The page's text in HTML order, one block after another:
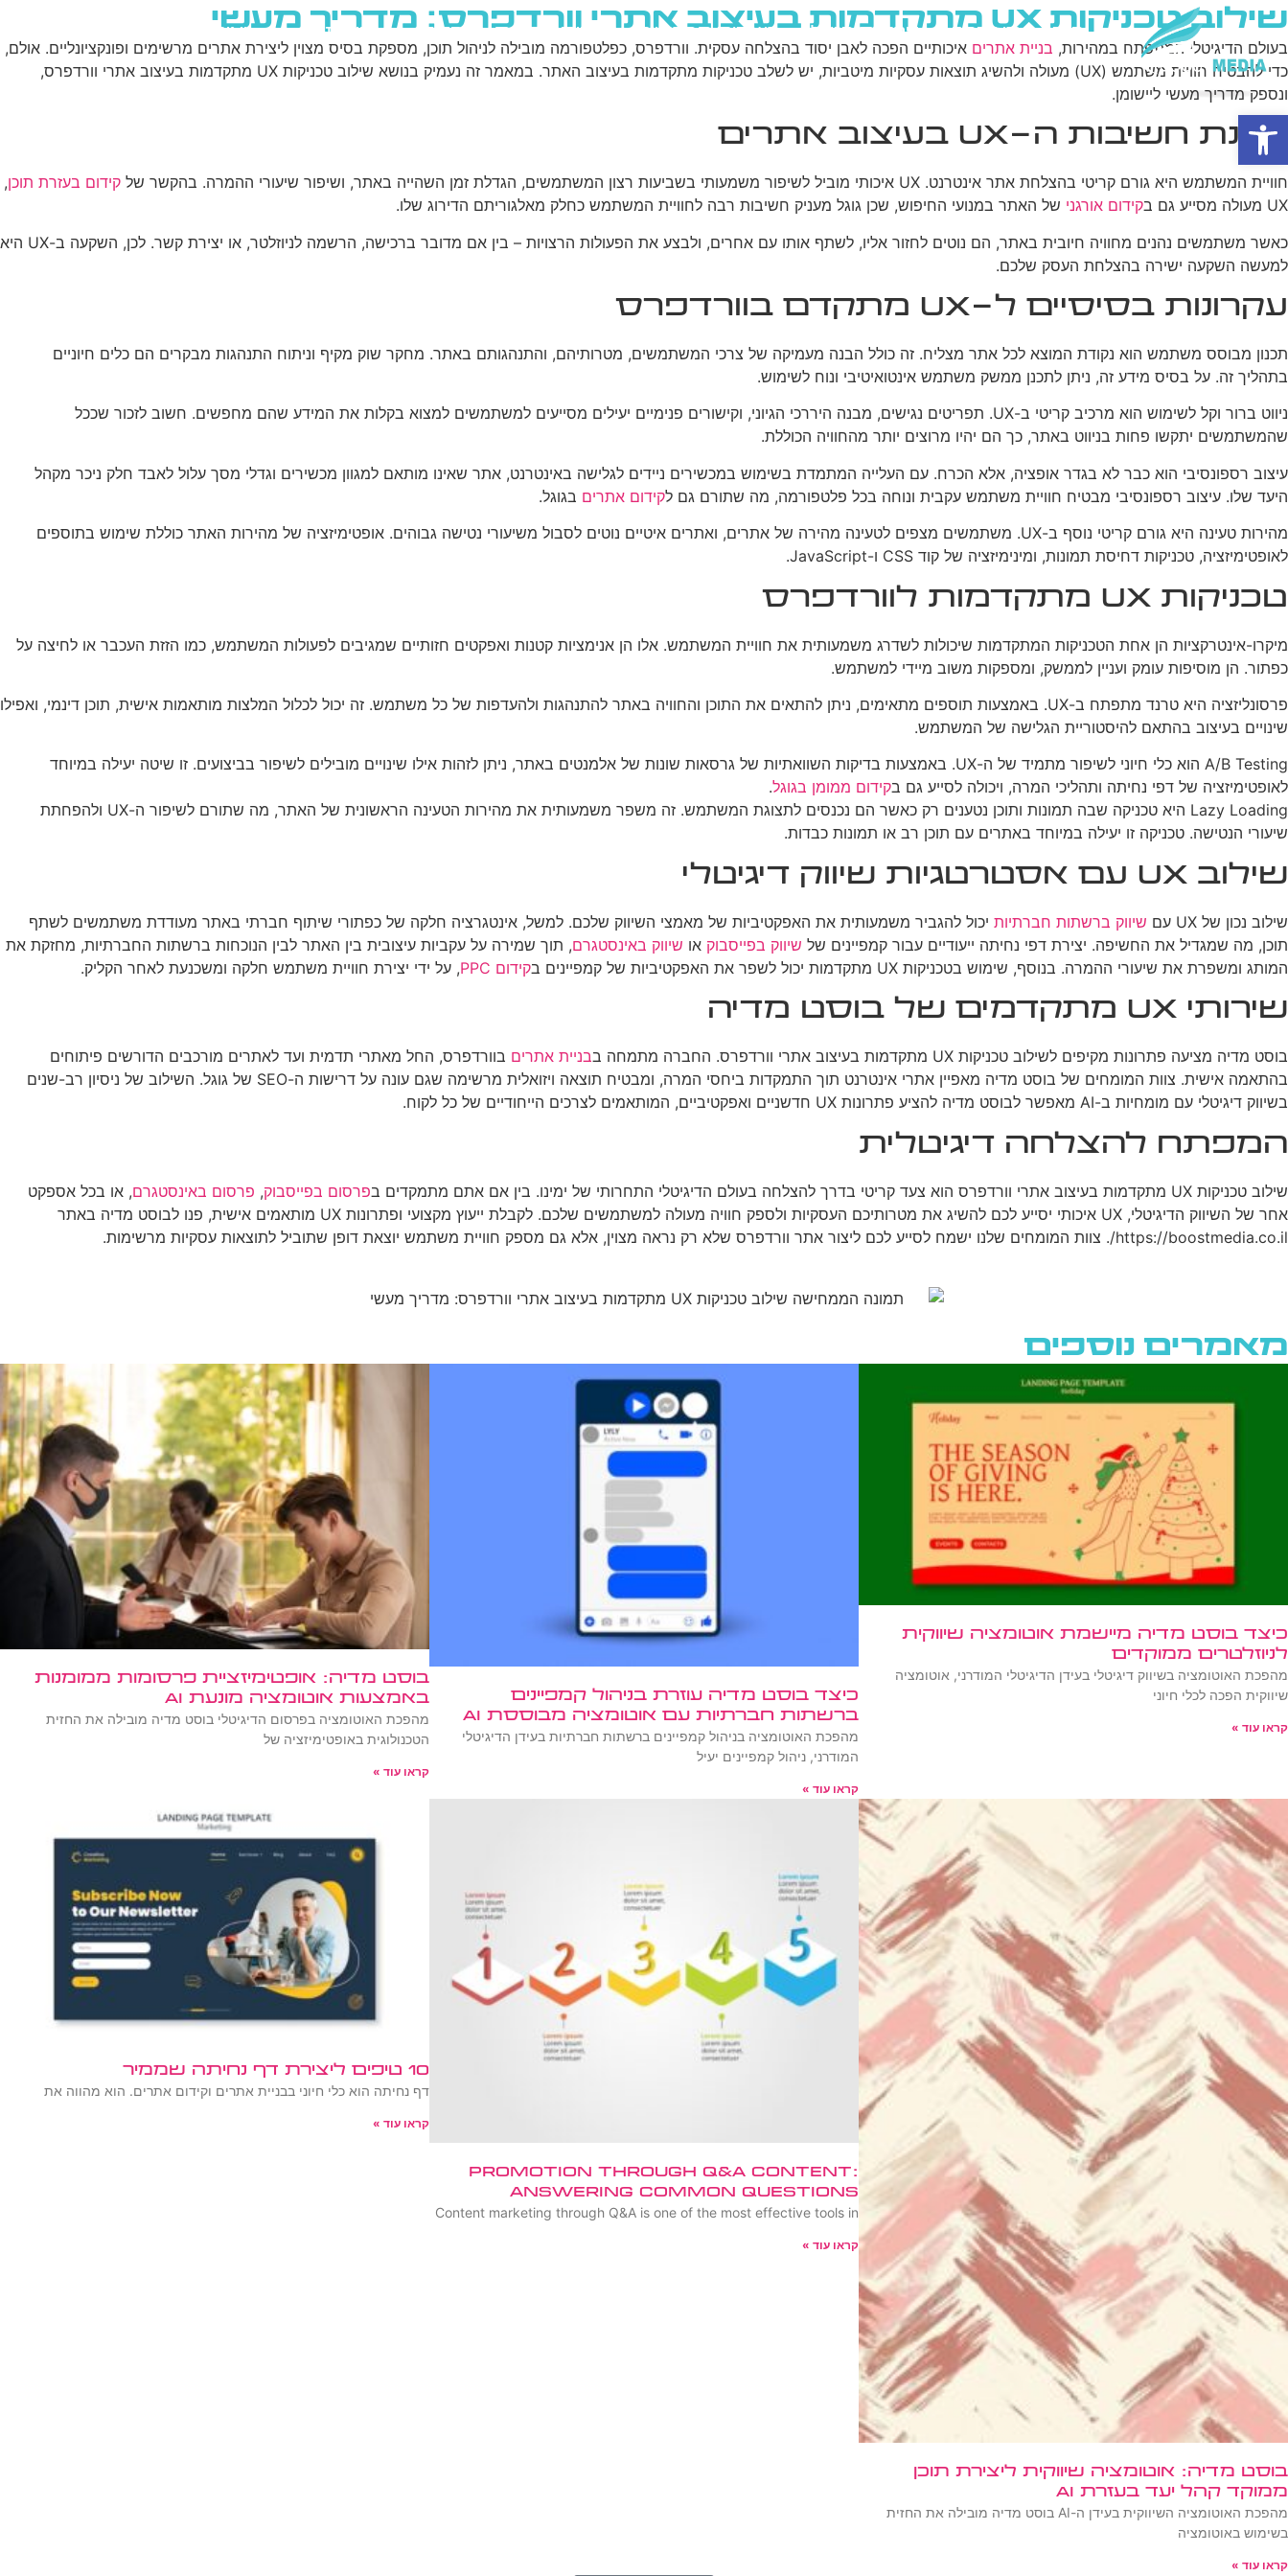
פתח סרגל נגישות
בית מי אנחנו פרסום בגוגל רשתות חברתיות בניית אתרים בלוג שירותי AI יצירת קשר שילוב טכניקות UX מתקדמות בעיצוב אתרי וורדפרס: מדריך מעשי
בעולם הדיגיטלי המתפתח במהירות, בניית אתרים איכותיים הפכה לאבן יסוד בהצלחה עסקית. וורדפרס, כפלטפורמה מובילה לניהול תוכן, מספקת בסיס מצוין ליצירת אתרים מרשימים ופונקציונליים. אולם,
כדי להבטיח חוויית משתמש (UX) מעולה ולהשיג תוצאות עסקיות מיטביות, יש לשלב טכניקות מתקדמות בעיצוב האתר. במאמר זה נעמיק בנושא שילוב טכניקות UX מתקדמות בעיצוב אתרי וורדפרס,
ונספק מדריך מעשי ליישומן.
הבנת חשיבות ה-UX בעיצוב אתרים
חוויית המשתמש היא גורם קריטי בהצלחת אתר אינטרנט. UX איכותי מוביל לשיפור משמעותי בשביעות רצון המשתמשים, הגדלת זמן השהייה באתר, ושיפור שיעורי ההמרה. בהקשר של קידום בעזרת תוכן,
UX מעולה מסייע גם ב
קידום אורגני של האתר במנועי החיפוש, שכן גוגל מעניק חשיבות רבה לחוויית המשתמש כחלק מאלגוריתם הדירוג שלו.
כאשר משתמשים נהנים מחוויה חיובית באתר, הם נוטים לחזור אליו, לשתף אותו עם אחרים, ולבצע את הפעולות הרצויות – בין אם מדובר ברכישה, הרשמה לניוזלטר, או יצירת קשר. לכן, השקעה ב-UX היא
למעשה השקעה ישירה בהצלחת העסק שלכם.
עקרונות בסיסיים ל-UX מתקדם בוורדפרס
תכנון מבוסס משתמש הוא נקודת המוצא לכל אתר מצליח. זה כולל הבנה מעמיקה של צרכי המשתמשים, מטרותיהם, והתנהגותם באתר. מחקר שוק מקיף וניתוח התנהגות מבקרים הם כלים חיוניים
בתהליך זה. על בסיס מידע זה, ניתן לתכנן ממשק משתמש אינטואיטיבי ונוח לשימוש.
ניווט ברור וקל לשימוש הוא מרכיב קריטי ב-UX. תפריטים נגישים, מבנה היררכי הגיוני, וקישורים פנימיים יעילים מסייעים למשתמשים למצוא בקלות את המידע שהם מחפשים. חשוב לזכור שככל
שהמשתמשים יתקשו פחות בניווט באתר, כך הם יהיו מרוצים יותר מהחוויה הכוללת.
עיצוב רספונסיבי הוא כבר לא בגדר אופציה, אלא הכרח. עם העלייה המתמדת בשימוש במכשירים ניידים לגלישה באינטרנט, אתר שאינו מותאם למגוון מכשירים וגדלי מסך עלול לאבד חלק ניכר מקהל
היעד שלו. עיצוב רספונסיבי מבטיח חוויית משתמש עקבית ונוחה בכל פלטפורמה, מה שתורם גם לקידום אתרים בגוגל.
מהירות טעינה היא גורם קריטי נוסף ב-UX. משתמשים מצפים לטעינה מהירה של אתרים, ואתרים איטיים נוטים לסבול משיעורי נטישה גבוהים. אופטימיזציה של מהירות האתר כוללת שימוש בתוספים
לאופטימיזציה, טכניקות דחיסת תמונות, ומינימיזציה של קוד CSS ו-JavaScript.
טכניקות UX מתקדמות לוורדפרס
מיקרו-אינטרקציות הן אחת הטכניקות המתקדמות שיכולות לשדרג משמעותית את חוויית המשתמש. אלו הן אנימציות קטנות ואפקטים חזותיים שמגיבים לפעולות המשתמש, כמו הזזת העכבר או לחיצה על
כפתור. הן מוסיפות עומק ועניין לממשק, ומספקות משוב מיידי למשתמש.
פרסונליזציה היא טרנד מתפתח ב-UX. באמצעות תוספים מתאימים, ניתן להתאים את התוכן והחוויה באתר להתנהגות ולהעדפות של כל משתמש. זה יכול לכלול המלצות מותאמות אישית, תוכן דינמי, ואפילו
שינויים בעיצוב בהתאם להיסטוריית הגלישה של המשתמש.
A/B Testing הוא כלי חיוני לשיפור מתמיד של ה-UX. באמצעות בדיקות השוואתיות של גרסאות שונות של אלמנטים באתר, ניתן לזהות אילו שינויים מובילים לשיפור בביצועים. זו שיטה יעילה במיוחד
לאופטימיזציה של דפי נחיתה ותהליכי המרה, ויכולה לסייע גם בקידום ממומן בגוגל.
Lazy Loading היא טכניקה שבה תמונות ותוכן נטענים רק כאשר הם נכנסים לתצוגת המשתמש. זה משפר משמעותית את מהירות הטעינה הראשונית של האתר, מה שתורם לשיפור ה-UX ולהפחתת
שיעורי הנטישה. טכניקה זו יעילה במיוחד באתרים עם תוכן רב או תמונות כבדות.
שילוב UX עם אסטרטגיות שיווק דיגיטלי
שילוב נכון של UX עם שיווק ברשתות חברתיות יכול להגביר משמעותית את האפקטיביות של מאמצי השיווק שלכם. למשל, אינטגרציה חלקה של כפתורי שיתוף חברתי באתר מעודדת משתמשים לשתף
תוכן, מה שמגדיל את החשיפה. יצירת דפי נחיתה ייעודיים עבור קמפיינים של שיווק בפייסבוק או שיווק באינסטגרם, תוך שמירה על עקביות עיצובית בין האתר לבין הנוכחות ברשתות החברתיות, מחזקת את
המותג ומשפרת את שיעורי ההמרה. בנוסף, שימוש בטכניקות UX מתקדמות יכול לשפר את האפקטיביות של קמפיינים ב
קידום PPC , על ידי יצירת חוויית משתמש חלקה ומשכנעת לאחר הקליק.
שירותי UX מתקדמים של בוסט מדיה
בוסט מדיה מציעה פתרונות מקיפים לשילוב טכניקות UX מתקדמות בעיצוב אתרי וורדפרס. החברה מתמחה ב בניית אתרים בוורדפרס, החל מאתרי תדמית ועד לאתרים מורכבים הדורשים פיתוחים
בהתאמה אישית. צוות המומחים של בוסט מדיה מאפיין אתרי אינטרנט תוך התמקדות ביחסי המרה, ומבטיח תוצאה ויזואלית מרשימה שגם עונה על דרישות ה-SEO של גוגל. השילוב של ניסיון רב-שנים
בשיווק דיגיטלי עם מומחיות ב-AI מאפשר לבוסט מדיה להציע פתרונות UX חדשניים ואפקטיביים, המותאמים לצרכים הייחודיים של כל לקוח.
המפתח להצלחה דיגיטלית
שילוב טכניקות UX מתקדמות בעיצוב אתרי וורדפרס הוא צעד קריטי בדרך להצלחה בעולם הדיגיטלי התחרותי של ימינו. בין אם אתם מתמקדים ב פרסום בפייסבוק, פרסום באינסטגרם, או בכל אספקט
אחר של השיווק הדיגיטלי, UX איכותי יסייע לכם להשיג את מטרותיכם העסקיות ולספק חוויה מעולה למשתמשים שלכם. לקבלת ייעוץ מקצועי ופתרונות UX מותאמים אישית, פנו לבוסט מדיה באתר
https://boostmedia.co.il/. צוות המומחים שלנו ישמח לסייע לכם ליצור אתר וורדפרס שלא רק נראה מצוין, אלא גם מספק חוויית משתמש יוצאת דופן שתוביל לתוצאות עסקיות מרשימות.
מאמרים נוספים
כיצד בוסט מדיה מיישמת אוטומציה שיווקית
לניוזלטרים ממוקדים
מהפכת האוטומציה בשיווק דיגיטלי בעידן הדיגיטלי המודרני, אוטומציה
שיווקית הפכה לכלי חיוני
קראו עוד »
כיצד בוסט מדיה עוזרת בניהול קמפיינים
ברשתות חברתיות עם אוטומציה מבוססת AI
מהפכת האוטומציה בניהול קמפיינים ברשתות חברתיות בעידן הדיגיטלי
המודרני, ניהול קמפיינים יעיל
קראו עוד »
בוסט מדיה: אופטימיזציית פרסומות ממומנות
באמצעות אוטומציה מונעת AI
מהפכת האוטומציה בפרסום הדיגיטלי בוסט מדיה מובילה את החזית
הטכנולוגית באופטימיזציה של
קראו עוד »
בוסט מדיה: אוטומציה שיווקית ליצירת תוכן
ממוקד קהל יעד בעזרת AI
מהפכת האוטומציה השיווקית בעידן ה-AI בוסט מדיה מובילה את החזית
בשימוש באוטומציה
קראו עוד »
Promotion Through Q&A Content:
Answering Common Questions
Content marketing through Q&A is one of the most effective tools in
קראו עוד »
10 טיפים ליצירת דף נחיתה שממיר
דף נחיתה הוא כלי חיוני בבניית אתרים וקידום אתרים. הוא מהווה את
קראו עוד »